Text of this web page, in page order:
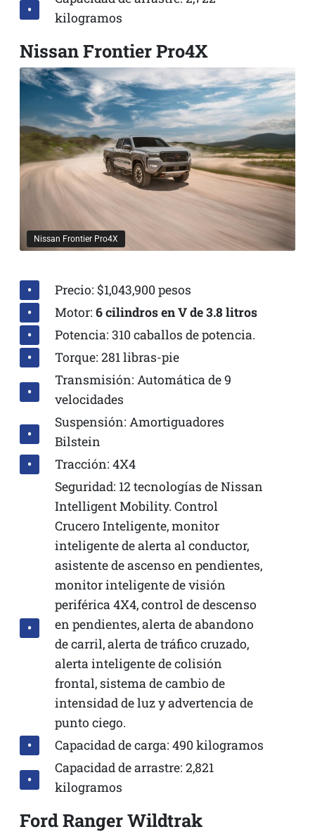
kilogramos
Nissan Frontier Pro4X
Nissan Frontier Pro4X
Precio: $1,043,900 pesos
Motor: 6 cilindros en V de 3.8 litros
Potencia: 310 caballos de potencia.
Torque: 281 libras-pie
Transmisión: Automática de 9
velocidades
Suspensión: Amortiguadores
Bilstein
Tracción: 4X4
Seguridad: 12 tecnologías de Nissan
Intelligent Mobility. Control
Crucero Inteligente, monitor
inteligente de alerta al conductor,
asistente de ascenso en pendientes,
monitor inteligente de visión
periférica 4X4, control de descenso
en pendientes, alerta de abandono
de carril, alerta de tráfico cruzado,
alerta inteligente de colisión
frontal, sistema de cambio de
intensidad de luz y advertencia de
punto ciego.
Capacidad de carga: 490 kilogramos
Capacidad de arrastre: 2,821
kilogramos
Ford Ranger Wildtrak